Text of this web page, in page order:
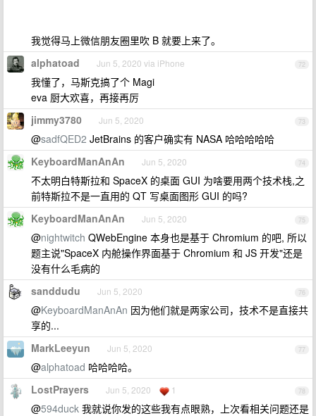
我觉得马上微信朋友圈里吹 B 就要上来了。
72
alphatoad Jun 5, 2020 via iPhone
我懂了，马斯克搞了个 Magi
eva 厨大欢喜，再接再厉
73
jimmy3780 Jun 5, 2020
@sadfQED2 JetBrains 的客户确实有 NASA 哈哈哈哈哈
74
KeyboardManAnAn Jun 5, 2020
不太明白特斯拉和 SpaceX 的桌面 GUI 为啥要用两个技术栈,之
前特斯拉不是一直用的 QT 写桌面图形 GUI 的吗?
75
KeyboardManAnAn Jun 5, 2020
@nightwitch QWebEngine 本身也是基于 Chromium 的吧, 所以
题主说"SpaceX 内舱操作界面基于 Chromium 和 JS 开发"还是
没有什么毛病的
76
sanddudu Jun 5, 2020
@KeyboardManAnAn 因为他们就是两家公司，技术不是直接共
享的...
77
MarkLeeyun Jun 5, 2020
@alphatoad 哈哈哈哈。
78
LostPrayers Jun 5, 2020 1
@594duck 我就说你发的这些我有点眼熟，上次看相关问题还是